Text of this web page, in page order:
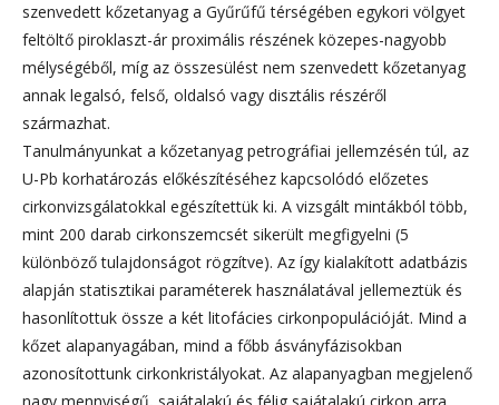
szenvedett kőzetanyag a Gyűrűfű térségében egykori völgyet
feltöltő piroklaszt-ár proximális részének közepes-nagyobb
mélységéből, míg az összesülést nem szenvedett kőzetanyag
annak legalsó, felső, oldalsó vagy disztális részéről
származhat.
Tanulmányunkat a kőzetanyag petrográfiai jellemzésén túl, az
U-Pb korhatározás előkészítéséhez kapcsolódó előzetes
cirkonvizsgálatokkal egészítettük ki. A vizsgált mintákból több,
mint 200 darab cirkonszemcsét sikerült megfigyelni (5
különböző tulajdonságot rögzítve). Az így kialakított adatbázis
alapján statisztikai paraméterek használatával jellemeztük és
hasonlítottuk össze a két litofácies cirkonpopulációját. Mind a
kőzet alapanyagában, mind a főbb ásványfázisokban
azonosítottunk cirkonkristályokat. Az alapanyagban megjelenő